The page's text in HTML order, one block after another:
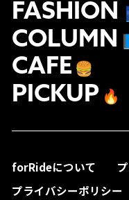
FASHION
COLUMN
CAFE 🍔
PICKUP 🔥
forRideについて
プライバシーポリシー